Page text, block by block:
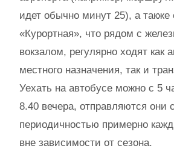
идет обычно минут 25), а также
«Курортная», что рядом с
вокзалом, регулярно ходят как
местного назначения, так и
Уехать на автобусе можно с 5
8.40 вечера, отправляются они с
периодичностью примерно
вне зависимости от сезона.